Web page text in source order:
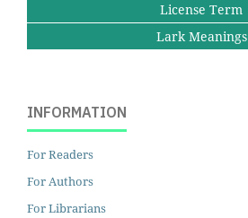
License Term
Lark Meanings
INFORMATION
For Readers
For Authors
For Librarians